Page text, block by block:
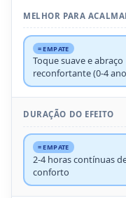
MELHOR PARA
= EMPATE
Toque suave e abraço
reconfortante (0-4
DURAÇÃO DO EFEITO
= EMPATE
2-4 horas contínuas
conforto